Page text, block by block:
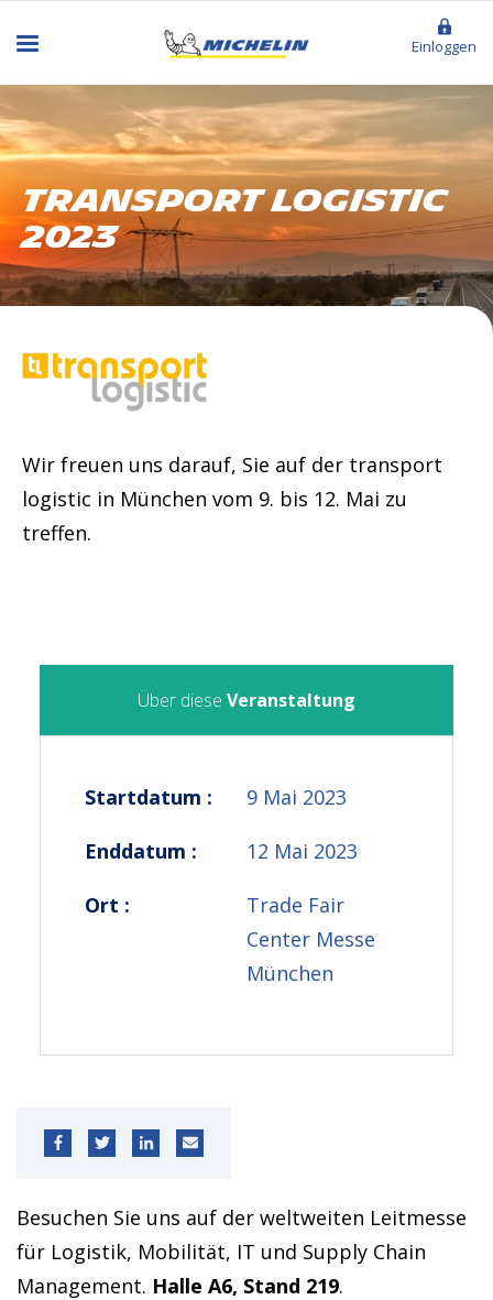
Einloggen
Transport Logistic
2023
Wir freuen uns darauf, Sie auf der transport
logistic in München vom 9. bis 12. Mai zu
treffen.
Über diese Veranstaltung
Startdatum : 9 Mai 2023
Enddatum : 12 Mai 2023
Ort :
Trade Fair
Center Messe
München
Besuchen Sie uns auf der weltweiten Leitmesse
für Logistik, Mobilität, IT und Supply Chain
Management. Halle A6, Stand 219.